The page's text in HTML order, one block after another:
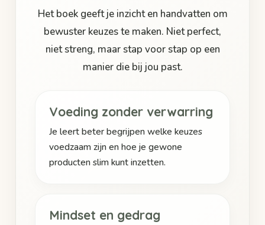
Het boek geeft je inzicht en handvatten om
bewuster keuzes te maken. Niet perfect,
niet streng, maar stap voor stap op een
manier die bij jou past.
Voeding zonder verwarring
Je leert beter begrijpen welke keuzes
voedzaam zijn en hoe je gewone
producten slim kunt inzetten.
Mindset en gedrag